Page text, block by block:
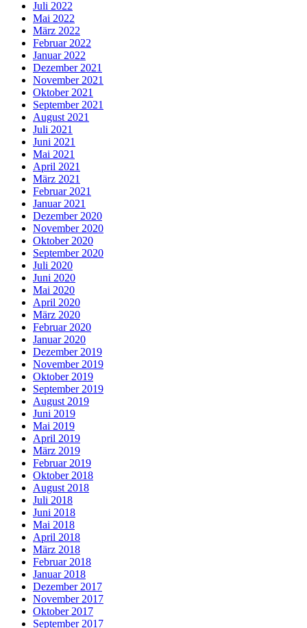
Juli 2022
Mai 2022
März 2022
Februar 2022
Januar 2022
Dezember 2021
November 2021
Oktober 2021
September 2021
August 2021
Juli 2021
Juni 2021
Mai 2021
April 2021
März 2021
Februar 2021
Januar 2021
Dezember 2020
November 2020
Oktober 2020
September 2020
Juli 2020
Juni 2020
Mai 2020
April 2020
März 2020
Februar 2020
Januar 2020
Dezember 2019
November 2019
Oktober 2019
September 2019
August 2019
Juni 2019
Mai 2019
April 2019
März 2019
Februar 2019
Oktober 2018
August 2018
Juli 2018
Juni 2018
Mai 2018
April 2018
März 2018
Februar 2018
Januar 2018
Dezember 2017
November 2017
Oktober 2017
September 2017